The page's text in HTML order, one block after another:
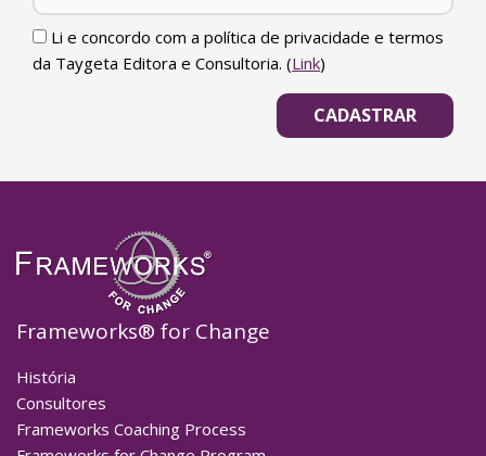
Li e concordo com a política de privacidade e termos
da Taygeta Editora e Consultoria. (Link)
Frameworks® for Change
História
Consultores
Frameworks Coaching Process